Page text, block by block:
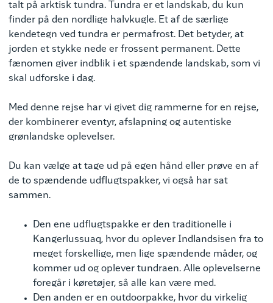
talt på arktisk tundra. Tundra er et landskab, du kun
finder på den nordlige halvkugle. Et af de særlige
kendetegn ved tundra er permafrost. Det betyder, at
jorden et stykke nede er frossent permanent. Dette
fænomen giver indblik i et spændende landskab, som vi
skal udforske i dag.
Med denne rejse har vi givet dig rammerne for en rejse,
der kombinerer eventyr, afslapning og autentiske
grønlandske oplevelser.
Du kan vælge at tage ud på egen hånd eller prøve en af
de to spændende udflugtspakker, vi også har sat
sammen.
Den ene udflugtspakke er den traditionelle i
Kangerlussuaq, hvor du oplever Indlandsisen fra to
meget forskellige, men lige spændende måder, og
kommer ud og oplever tundraen. Alle oplevelserne
foregår i køretøjer, så alle kan være med.
Den anden er en outdoorpakke, hvor du virkelig